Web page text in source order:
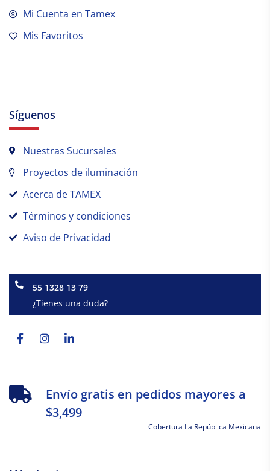
Mi Cuenta en Tamex
Mis Favoritos
Síguenos
Nuestras Sucursales
Proyectos de iluminación
Acerca de TAMEX
Términos y condiciones
Aviso de Privacidad
55 1328 13 79
¿Tienes una duda?
f
Envío gratis en pedidos mayores a
$3,499
Cobertura La República Mexicana